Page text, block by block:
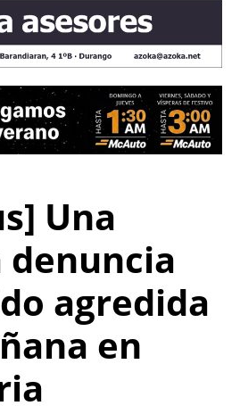
Una
denuncia
agredida
en